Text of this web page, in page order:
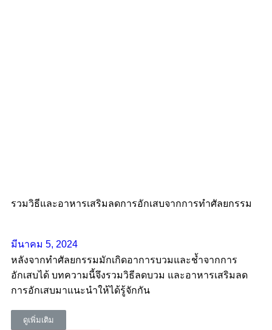
รวมวิธีและอาหารเสริมลดการอักเสบจากการทำศัลยกรรม
มีนาคม 5, 2024
หลังจากทำศัลยกรรมมักเกิดอาการบวมและช้ำจากการ
อักเสบได้ บทความนี้จึงรวมวิธีลดบวม และอาหารเสริมลด
การอักเสบมาแนะนำให้ได้รู้จักกัน
ดูเพิ่มเติม